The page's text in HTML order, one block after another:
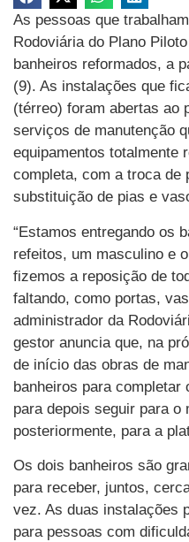
As pessoas que
Rodoviária do Plano
banheiros reformados, a
(9). As instalações que
(térreo) foram abertas ao
serviços de manutenção
equipamentos totalmente
completa, com a troca de
substituição de pias e
“Estamos entregando os
refeitos, um masculino e
fizemos a reposição de
faltando, como portas,
administrador da
gestor anuncia que, na
de início das obras de
banheiros para
para depois seguir para o
posteriormente, para a
Os dois banheiros são
para receber, juntos,
vez. As duas instalações
para pessoas com